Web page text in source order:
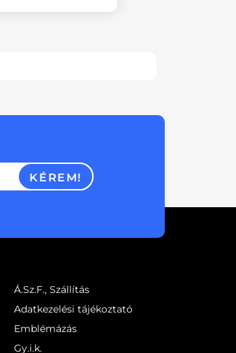
KÉREM!
Á.Sz.F., Szállítás
Adatkezelési tájékoztató
Emblémázás
Gy.i.k.